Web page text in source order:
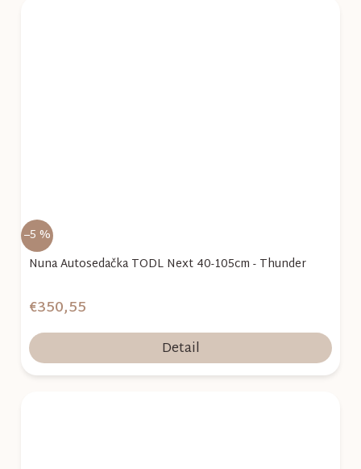
–5 %
Nuna Autosedačka TODL Next 40-105cm - Thunder
€350,55
Detail